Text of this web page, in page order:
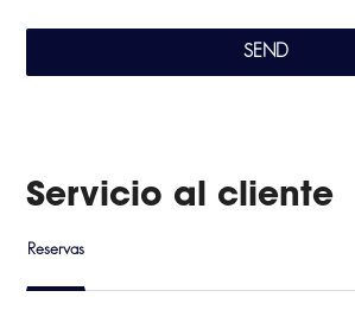
SEND
Servicio al cliente
Reservas